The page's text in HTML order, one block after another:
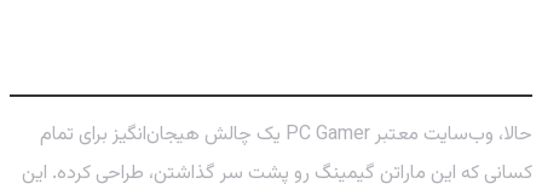
حالا، وب‌سایت معتبر PC Gamer یک چالش هیجان‌انگیز برای تمام
کسانی که این ماراتن گیمینگ رو پشت سر گذاشتن، طراحی کرده. این